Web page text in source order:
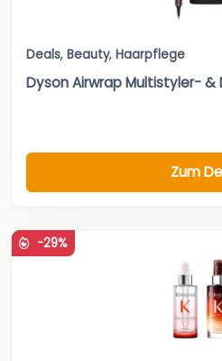
Deals, Beauty, Haarpflege
Dyson Airwrap Multistyler- &
Zum
-29%